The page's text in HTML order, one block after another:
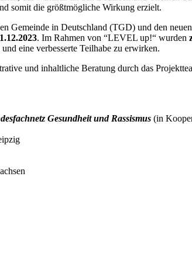
somit die größtmögliche Wirkung erzielt.
in Deutschland (TGD) und den
. Im Rahmen von “LEVEL up!“ wurden
eine verbesserte Teilhabe zu erwirken.
und inhaltliche Beratung durch das
Gesundheit und Rassismus (in